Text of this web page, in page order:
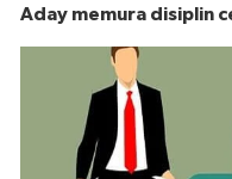
Aday memura disiplin